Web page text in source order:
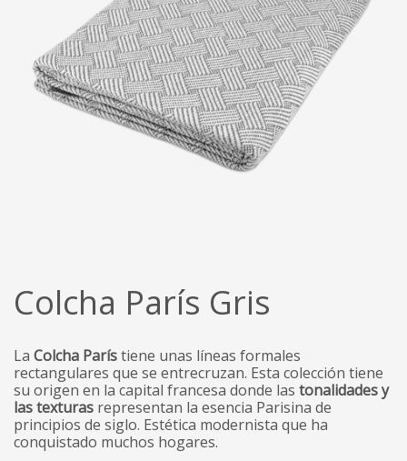
Colcha París Gris
La Colcha Parístiene unas líneas formales
rectangulares que se entrecruzan. Esta colección tiene
su origen en la capital francesa donde las tonalidades y
las texturas representan la esencia Parisina de
principios de siglo. Estética modernista que ha
conquistado muchos hogares.